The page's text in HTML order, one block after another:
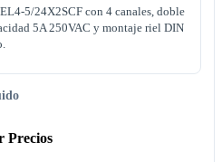
5/24X2SCF con 4 canales, doble
5A 250VAC y montaje riel DIN
Precios